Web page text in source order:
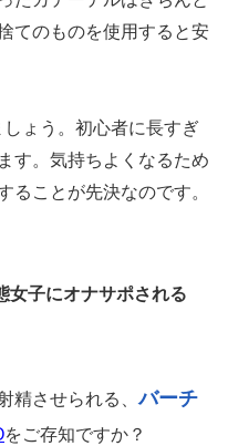
てのものを使用すると安
ょう。初心者に長すぎ
す。気持ちよくなるため
ることが先決なのです。
女子にオナサポされる
精させられる、バーチ
をご存知ですか？